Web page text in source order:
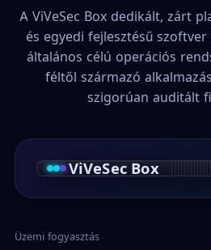
A ViVeSec Box dedikált, zárt
és egyedi fejlesztésű
általános célú operációs
féltől származó
szigorúan auditált
ViVeSec Box
Üzemi fogyasztás